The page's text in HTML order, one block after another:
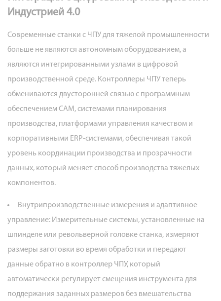
Индустрией 4.0
Современные станки с ЧПУ для тяжелой промышленности
больше не являются автономным оборудованием, а
являются интегрированными узлами в цифровой
производственной среде. Контроллеры ЧПУ теперь
обмениваются двусторонней связью с программным
обеспечением CAM, системами планирования
производства, платформами управления качеством и
корпоративными ERP-системами, обеспечивая такой
уровень координации производства и прозрачности
данных, который меняет способ производства тяжелых
компонентов.
Внутрипроизводственные измерения и адаптивное
управление: Измерительные системы, установленные на
шпинделе или револьверной головке станка, измеряют
размеры заготовки во время обработки и передают
данные обратно в контроллер ЧПУ, который
автоматически регулирует смещения инструмента для
поддержания заданных размеров без вмешательства